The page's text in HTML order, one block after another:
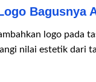
Bagusnya
logo pada
nilai estetik dari